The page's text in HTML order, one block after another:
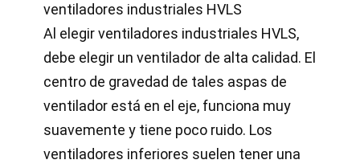
ventiladores industriales HVLS
Al elegir ventiladores industriales HVLS,
debe elegir un ventilador de alta calidad. El
centro de gravedad de tales aspas de
ventilador está en el eje, funciona muy
suavemente y tiene poco ruido. Los
ventiladores inferiores suelen tener una